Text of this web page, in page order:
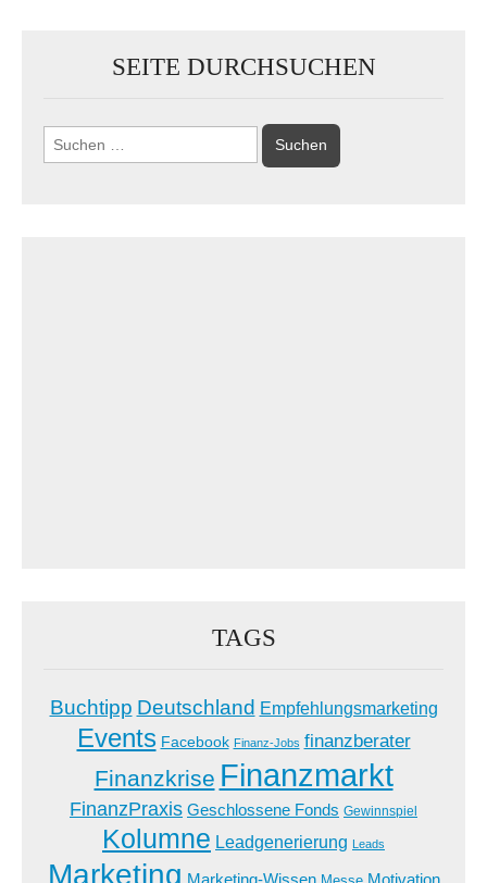
SEITE DURCHSUCHEN
Suchen
nach:
TAGS
Buchtipp Deutschland Empfehlungsmarketing
Events Facebook Finanz-Jobs finanzberater
Finanzkrise Finanzmarkt
FinanzPraxis Geschlossene Fonds Gewinnspiel
Kolumne Leadgenerierung Leads
Marketing Marketing-Wissen Motivation